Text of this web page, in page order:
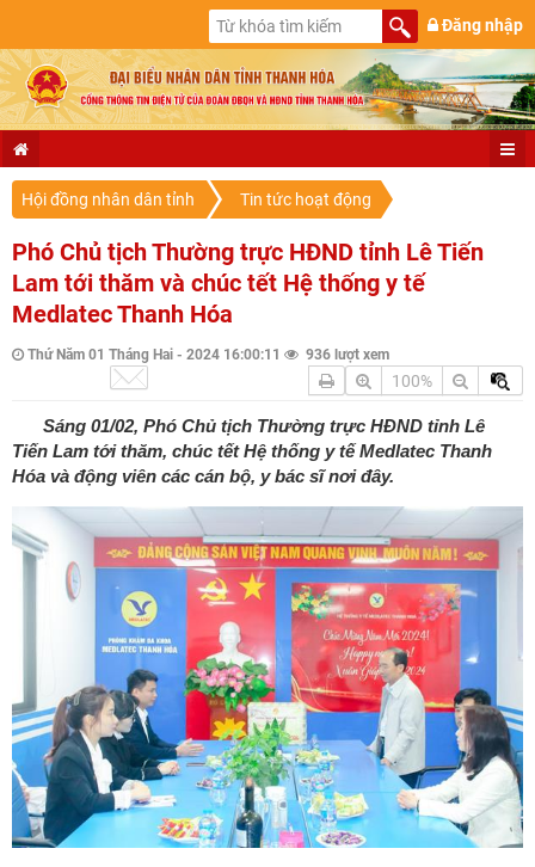
Đăng nhập
Hội đồng nhân dân tỉnh Tin tức hoạt động
Phó Chủ tịch Thường trực HĐND tỉnh Lê Tiến
Lam tới thăm và chúc tết Hệ thống y tế
Medlatec Thanh Hóa
Thứ Năm 01 Tháng Hai - 2024 16:00:11 936 lượt xem
100%
Sáng 01/02, Phó Chủ tịch Thường trực HĐND tỉnh Lê
Tiến Lam tới thăm, chúc tết Hệ thống y tế Medlatec Thanh
Hóa và động viên các cán bộ, y bác sĩ nơi đây.